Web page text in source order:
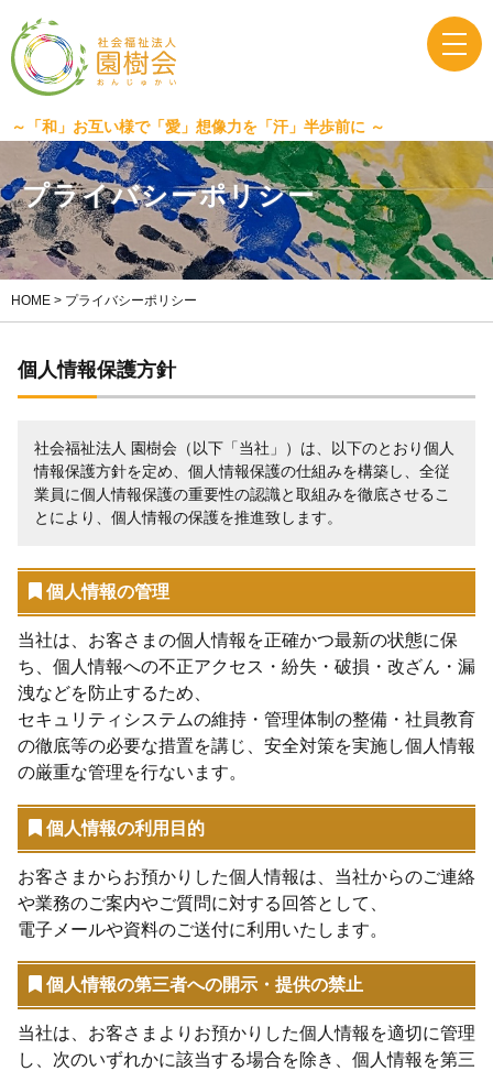
～「和」お互い様で「愛」想像力を「汗」半歩前に ～
プライバシーポリシー
HOME > プライバシーポリシー
個人情報保護方針
社会福祉法人 園樹会（以下「当社」）は、以下のとおり個人
情報保護方針を定め、個人情報保護の仕組みを構築し、全従
業員に個人情報保護の重要性の認識と取組みを徹底させるこ
とにより、個人情報の保護を推進致します。
個人情報の管理
当社は、お客さまの個人情報を正確かつ最新の状態に保
ち、個人情報への不正アクセス・紛失・破損・改ざん・漏
洩などを防止するため、
セキュリティシステムの維持・管理体制の整備・社員教育
の徹底等の必要な措置を講じ、安全対策を実施し個人情報
の厳重な管理を行ないます。
個人情報の利用目的
お客さまからお預かりした個人情報は、当社からのご連絡
や業務のご案内やご質問に対する回答として、
電子メールや資料のご送付に利用いたします。
個人情報の第三者への開示・提供の禁止
当社は、お客さまよりお預かりした個人情報を適切に管理
し、次のいずれかに該当する場合を除き、個人情報を第三